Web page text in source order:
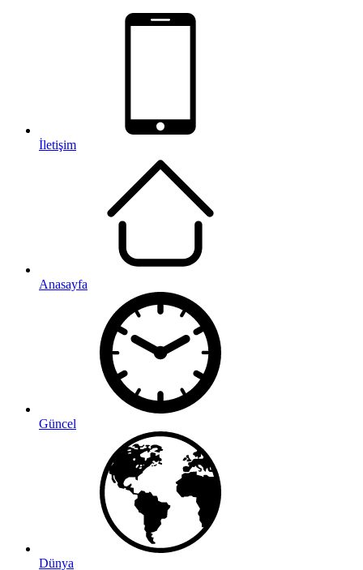
İletişim
Anasayfa
Güncel
Dünya